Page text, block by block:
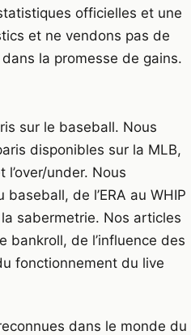
officielles et une
et ne vendons pas de
la promesse de gains.
sur le baseball. Nous
disponibles sur la MLB,
under. Nous
de l’ERA au WHIP
sabermetrie. Nos articles
de l’influence des
fonctionnement du live
dans le monde du